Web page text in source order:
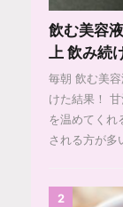
飲む美容
上 飲み続
毎朝 飲む美
けた結果！
を温めてくれ
される方が多
2